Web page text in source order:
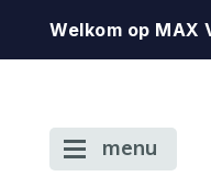
Welkom op MAX
menu